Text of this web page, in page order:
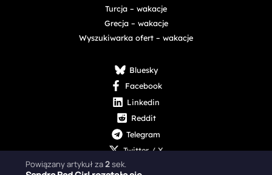
Turcja – wakacje
Grecja – wakacje
Wyszukiwarka ofert – wakacje
Bluesky
Facebook
Linkedin
Reddit
Telegram
Twitter / X
Powiązany artykuł za1sek.